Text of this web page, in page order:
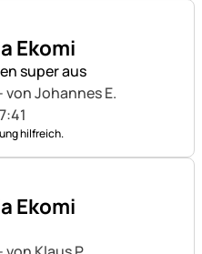
Ekomi
super aus
von Johannes E.
hilfreich.
Ekomi